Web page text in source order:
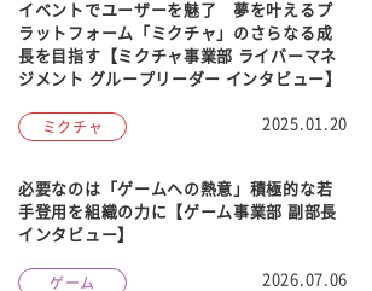
ミクチャ 2025.01.20
イベントでユーザーを魅了 夢を叶えるプ
ラットフォーム「ミクチャ」のさらなる成
長を目指す【ミクチャ事業部 ライバーマネ
ジメント グループリーダー インタビュー】
ゲーム 2026.07.06
必要なのは「ゲームへの熱意」積極的な若
手登用を組織の力に【ゲーム事業部 副部長
インタビュー】